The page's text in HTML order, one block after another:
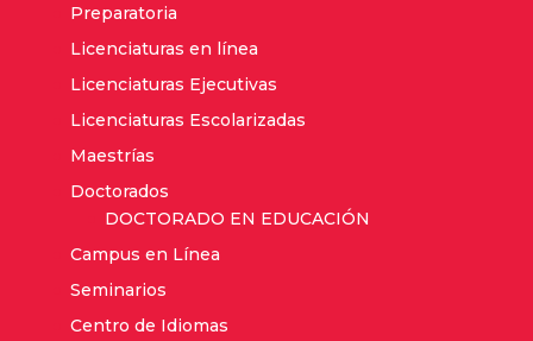
Preparatoria
Licenciaturas en línea
Licenciaturas Ejecutivas
Licenciaturas Escolarizadas
Maestrías
Doctorados
DOCTORADO EN EDUCACIÓN
Campus en Línea
Seminarios
Centro de Idiomas